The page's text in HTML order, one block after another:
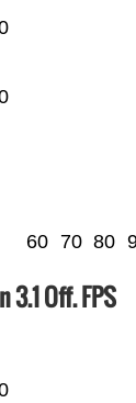
60 70 80
Off. FPS